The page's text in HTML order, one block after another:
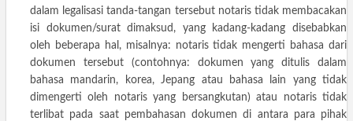
dalam legalisasi tanda-tangan tersebut notaris tidak membacakan
isi dokumen/surat dimaksud, yang kadang-kadang disebabkan
oleh beberapa hal, misalnya: notaris tidak mengerti bahasa dari
dokumen tersebut (contohnya: dokumen yang ditulis dalam
bahasa mandarin, korea, Jepang atau bahasa lain yang tidak
dimengerti oleh notaris yang bersangkutan) atau notaris tidak
terlibat pada saat pembahasan dokumen di antara para pihak